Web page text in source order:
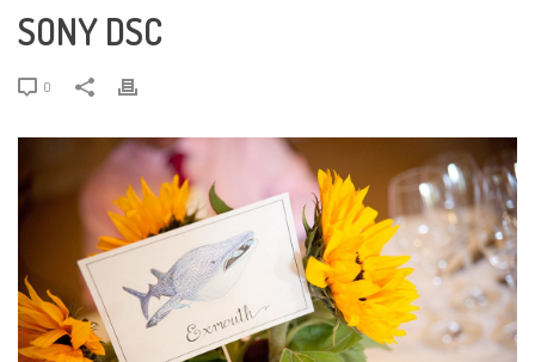
SONY DSC
0